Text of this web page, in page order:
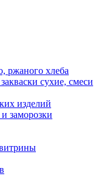
ржаного хлеба
сухие, смеси
изделий
заморозки